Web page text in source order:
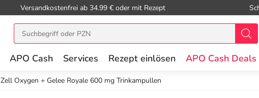
Versandkostenfrei ab 34.99 € oder mit Rezept
APO Cash Services Rezept einlösen APO Cash Deals
Zell Oxygen + Gelee Royale 600 mg Trinkampullen